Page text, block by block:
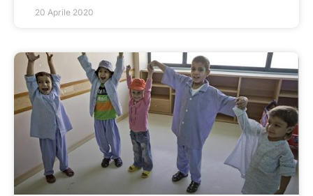
20 Aprile 2020